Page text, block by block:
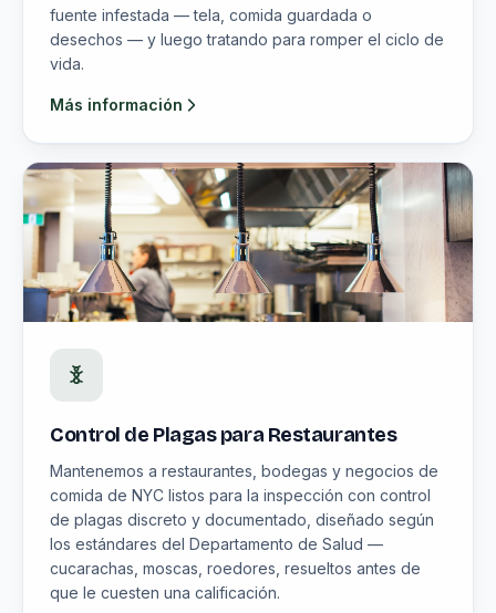
fuente infestada — tela, comida guardada o
desechos — y luego tratando para romper el ciclo de
vida.
Más información
Control de Plagas para Restaurantes
Mantenemos a restaurantes, bodegas y negocios de
comida de NYC listos para la inspección con control
de plagas discreto y documentado, diseñado según
los estándares del Departamento de Salud —
cucarachas, moscas, roedores, resueltos antes de
que le cuesten una calificación.